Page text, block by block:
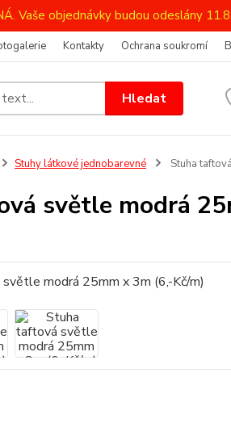
Vaše objednávky budou odeslány
Kontakty Ochrana soukromí
Hledat
Stuhy látkové jednobarevné Stuha
světle modrá